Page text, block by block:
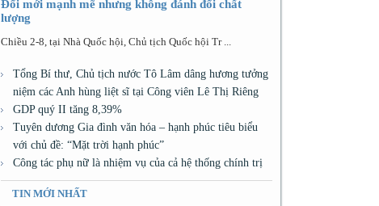
Đổi mới mạnh mẽ nhưng không đánh đổi chất
lượng
Chiều 2-8, tại Nhà Quốc hội, Chủ tịch Quốc hội Tr ...
Tổng Bí thư, Chủ tịch nước Tô Lâm dâng hương tưởng
niệm các Anh hùng liệt sĩ tại Công viên Lê Thị Riêng
GDP quý II tăng 8,39%
Tuyên dương Gia đình văn hóa – hạnh phúc tiêu biểu
với chủ đề: “Mặt trời hạnh phúc”
Công tác phụ nữ là nhiệm vụ của cả hệ thống chính trị
TIN MỚI NHẤT